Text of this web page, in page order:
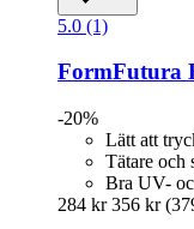
5.0 (1)
FormFutura
-20%
Lätt att
Tätare och
Bra UV-
284 kr 356 kr